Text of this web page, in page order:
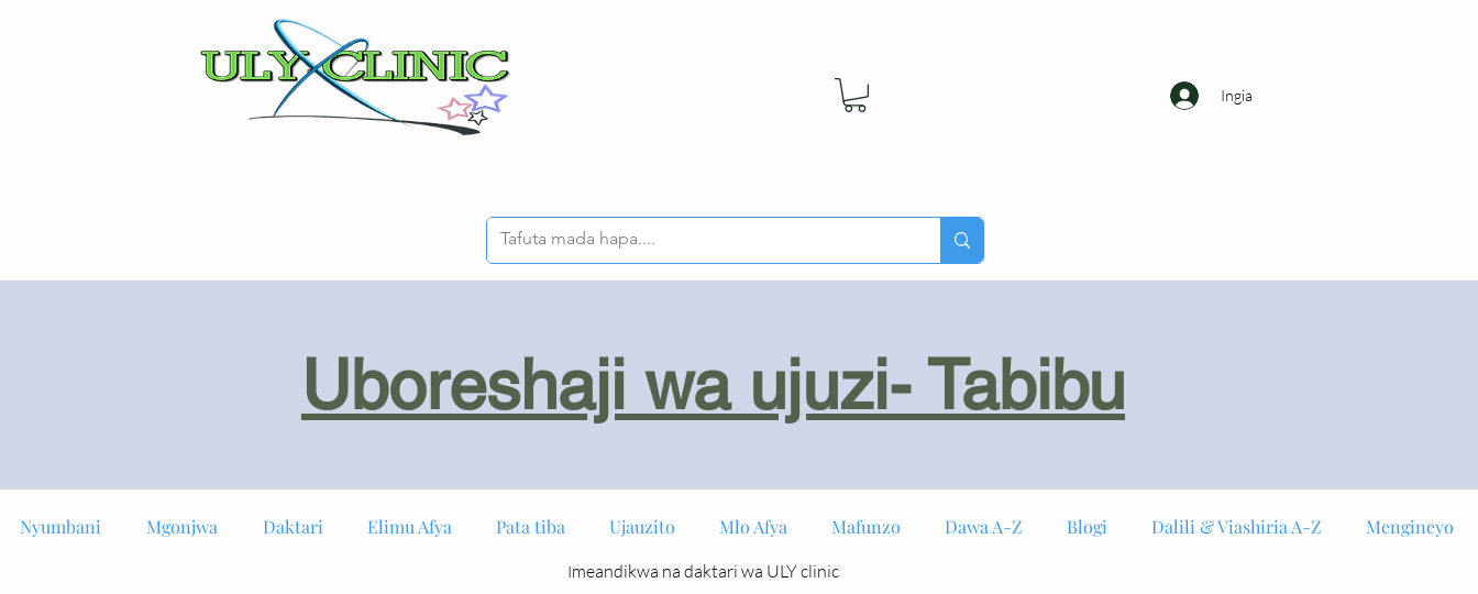
Ingia
Uboreshaji wa ujuzi- Tabibu
Nyumbani Mgonjwa Daktari Elimu Afya Pata tiba Ujauzito Mlo Afya Mafunzo Dawa A-Z Blogi Dalili & Viashiria A-Z Mengineyo
Imeandikwa na daktari wa ULY clinic